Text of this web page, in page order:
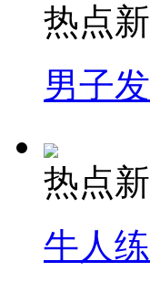
热点
男子
热点
牛人